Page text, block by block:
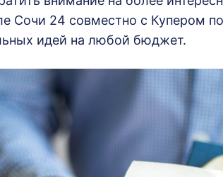
Сочи 24 совместно с Купером
идей на любой бюджет.